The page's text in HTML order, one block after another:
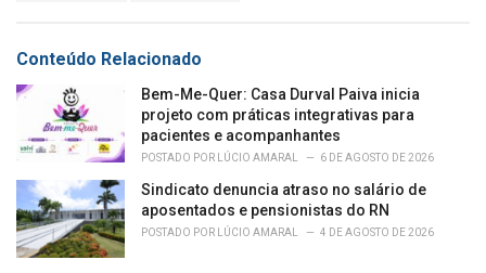
Conteúdo Relacionado
Bem-Me-Quer: Casa Durval Paiva inicia
projeto com práticas integrativas para
pacientes e acompanhantes
POSTADO POR LÚCIO AMARAL 6 DE AGOSTO DE 2026
Sindicato denuncia atraso no salário de
aposentados e pensionistas do RN
POSTADO POR LÚCIO AMARAL 4 DE AGOSTO DE 2026